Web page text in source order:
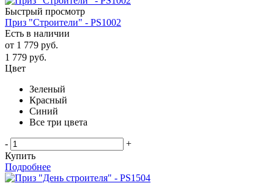
Быстрый просмотр
Приз "Строители" - PS1002
Есть в наличии
от 1 779 руб.
1 779 руб.
Цвет
Зеленый
Красный
Синий
Все три цвета
-
+
Купить
Подробнее